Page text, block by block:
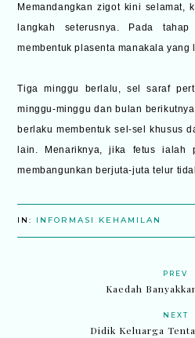
Memandangkan zigot kini selamat,
langkah seterusnya. Pada
membentuk plasenta manakala yang
Tiga minggu berlalu, sel saraf
minggu-minggu dan bulan
berlaku membentuk sel-sel khusus
lain. Menariknya, jika fetus ialah
membangunkan berjuta-juta telur
IN: INFORMASI KEHAMILAN
PREV
Kaedah
NEXT
Didik Keluarga